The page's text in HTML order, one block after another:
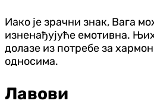
Иако је зрачни знак, Вага
изненађујуће емотивна.
долазе из потребе за
односима.
Лавови